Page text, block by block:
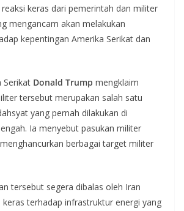
keras dari pemerintah dan militer
mengancam akan melakukan
kepentingan Amerika Serikat dan
Serikat Donald Trump mengklaim
tersebut merupakan salah satu
yang pernah dilakukan di
Ia menyebut pasukan militer
berbagai target militer
tersebut segera dibalas oleh Iran
keras terhadap infrastruktur energi yang